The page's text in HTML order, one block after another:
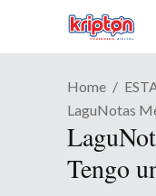
Home
LaguNotas
Tengo